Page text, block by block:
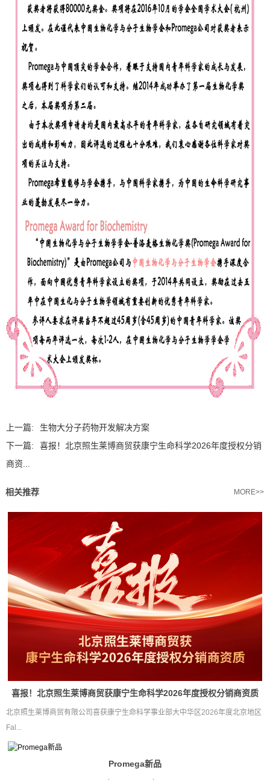
上一篇:
生物大分子药物开发解决方案
下一篇:
喜报！北京照生莱博商贸获康宁生命科学2026年度授权分销
商资...
相关推荐 MORE>>
喜报！北京照生莱博商贸获康宁生命科学2026年度授权分销商资质
北京照生莱博商贸有限公司喜获康宁生命科学事业部大中华区2026年度北京地区
Fal...
Promega新品